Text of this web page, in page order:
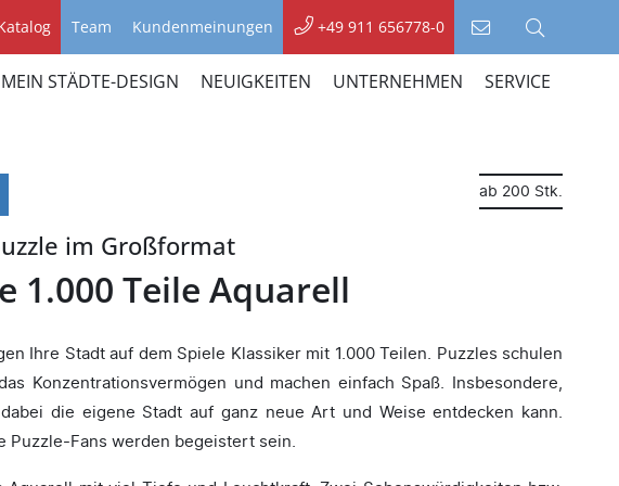
Team Kundenmeinungen +49 911 656778-0
Kontakt
Suche
MEIN STÄDTE-DESIGN NEUIGKEITEN UNTERNEHMEN SERVICE
ab 200 Stk.
1.000 Teile Aquarell
im Großformat
Ihre Stadt auf dem Spiele Klassiker mit 1.000 Teilen. Puzzles schulen
Konzentrationsvermögen und machen einfach Spaß. Insbesondere,
die eigene Stadt auf ganz neue Art und Weise entdecken kann.
Puzzle-Fans werden begeistert sein.